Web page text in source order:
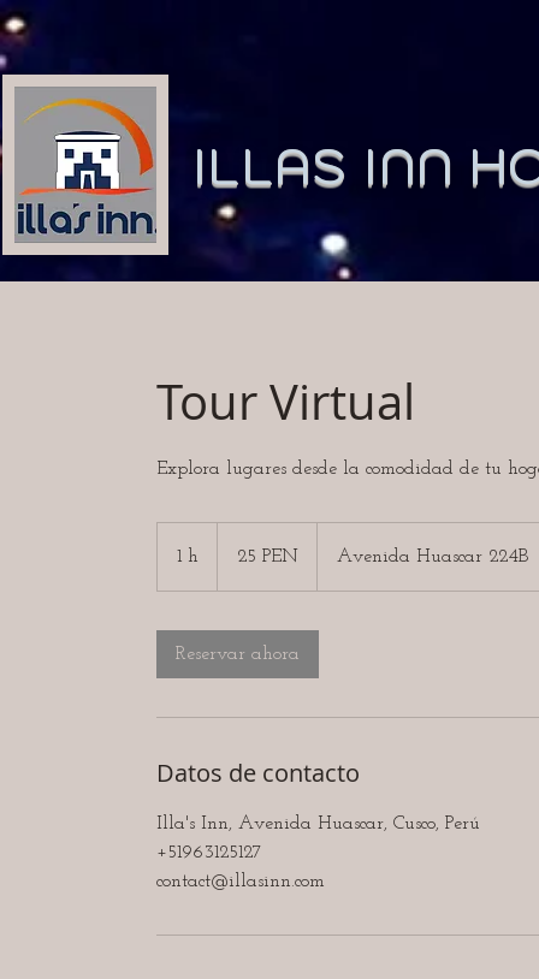
ILLAS INN
Tour Virtual
Explora lugares desde la comodidad de tu
1 h
peruanos
25 PEN Avenida Huascar 224B
Reservar ahora
Datos de contacto
Illa's Inn, Avenida Huascar, Cusco, Perú
+51963125127
contact@illasinn.com